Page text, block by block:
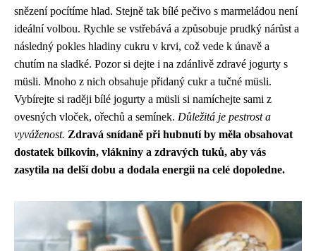
snězení pocítíme hlad. Stejně tak bílé pečivo s marmeládou není
ideální volbou. Rychle se vstřebává a způsobuje prudký nárůst a
následný pokles hladiny cukru v krvi, což vede k únavě a
chutím na sladké. Pozor si dejte i na zdánlivě zdravé jogurty s
müsli. Mnoho z nich obsahuje přidaný cukr a tučné müsli.
Vybírejte si raději bílé jogurty a müsli si namíchejte sami z
ovesných vloček, ořechů a semínek. Důležitá je pestrost a
vyváženost. Zdravá snídaně při hubnutí by měla obsahovat
dostatek bílkovin, vlákniny a zdravých tuků, aby vás
zasytila na delší dobu a dodala energii na celé dopoledne.